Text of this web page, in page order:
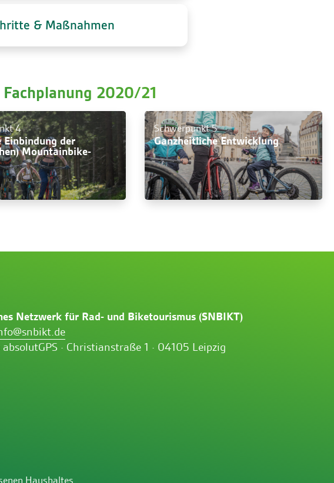
& Maßnahmen
Fachplanung 2020/21
4
der
Mountainbike-
Schwerpunkt 5
Ganzheitliche Entwicklung
Netzwerk für Rad- und Biketourismus (SNBIKT)
· Christianstraße 1 · 04105 Leipzig
Haushaltes.